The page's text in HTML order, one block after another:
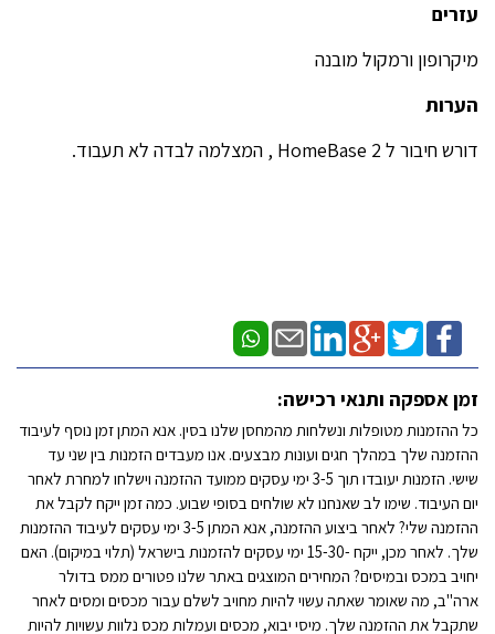
עזרים
מיקרופון ורמקול מובנה
הערות
דורש חיבור ל HomeBase 2 , המצלמה לבדה לא תעבוד.
זמן אספקה ותנאי רכישה:
כל ההזמנות מטופלות ונשלחות מהמחסן שלנו בסין. אנא המתן זמן נוסף לעיבוד
ההזמנה שלך במהלך חגים ועונות מבצעים. אנו מעבדים הזמנות בין שני עד
שישי. הזמנות יעובדו תוך 3-5 ימי עסקים ממועד ההזמנה וישלחו למחרת לאחר
יום העיבוד. שימו לב שאנחנו לא שולחים בסופי שבוע. כמה זמן ייקח לקבל את
ההזמנה שלי? לאחר ביצוע ההזמנה, אנא המתן 3-5 ימי עסקים לעיבוד ההזמנות
שלך. לאחר מכן, ייקח -15-30 ימי עסקים להזמנות בישראל (תלוי במיקום). האם
יחויב במכס ובמיסים? המחירים המוצגים באתר שלנו פטורים ממס בדולר
ארה"ב, מה שאומר שאתה עשוי להיות מחויב לשלם עבור מכסים ומסים לאחר
שתקבל את ההזמנה שלך. מיסי יבוא, מכסים ועמלות מכס נלוות עשויות להיות